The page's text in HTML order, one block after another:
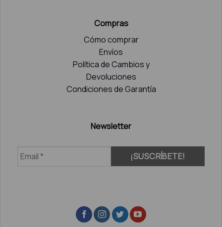
Compras
Cómo comprar
Envíos
Política de Cambios y
Devoluciones
Condiciones de Garantía
Newsletter